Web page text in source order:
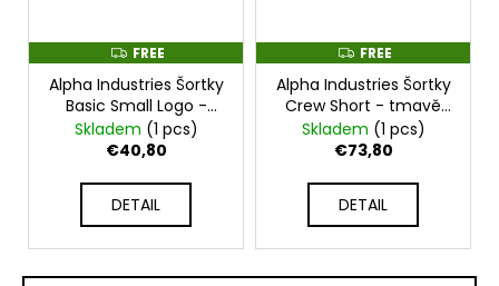
F
R
E
E
FREE
Alpha Industries Šortky
Basic Small Logo -
černé - 116363-03
Skladem (1 pcs)
€40,80
DETAIL
F
R
E
E
FREE
Alpha Industries Šortky
Crew Short - tmavě
zelené - 176203-142
Skladem (1 pcs)
€73,80
DETAIL